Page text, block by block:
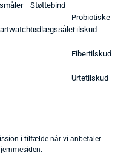
Støttebind
Indlægssåler
Probiotiske
Tilskud
Fibertilskud
Urtetilskud
i tilfælde når vi anbefaler